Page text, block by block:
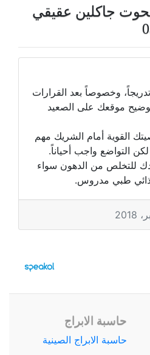
جاكلين عقيقي
وخصوصاً بعد القرارات
موقعك على الصعيد
القوية أمام الشريك مهم
التواضع واجب أحياناً.
للتخلص من الدهون سواء
غذائي طبي مدروس.
حاسبة الابراج
حاسبة الابراج الصينية